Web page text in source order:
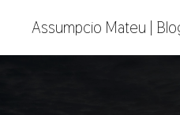
Assumpcio Mateu |